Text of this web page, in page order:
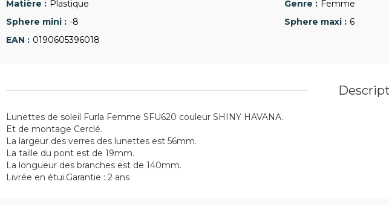
Plastique
Femme
-8
6
0190605396018
Lunettes de soleil Furla Femme SFU620 couleur SHINY HAVANA.
Et de montage Cerclé.
La largeur des verres des lunettes est 56mm.
La taille du pont est de 19mm.
La longueur des branches est de 140mm.
Livrée en étui.Garantie : 2 ans